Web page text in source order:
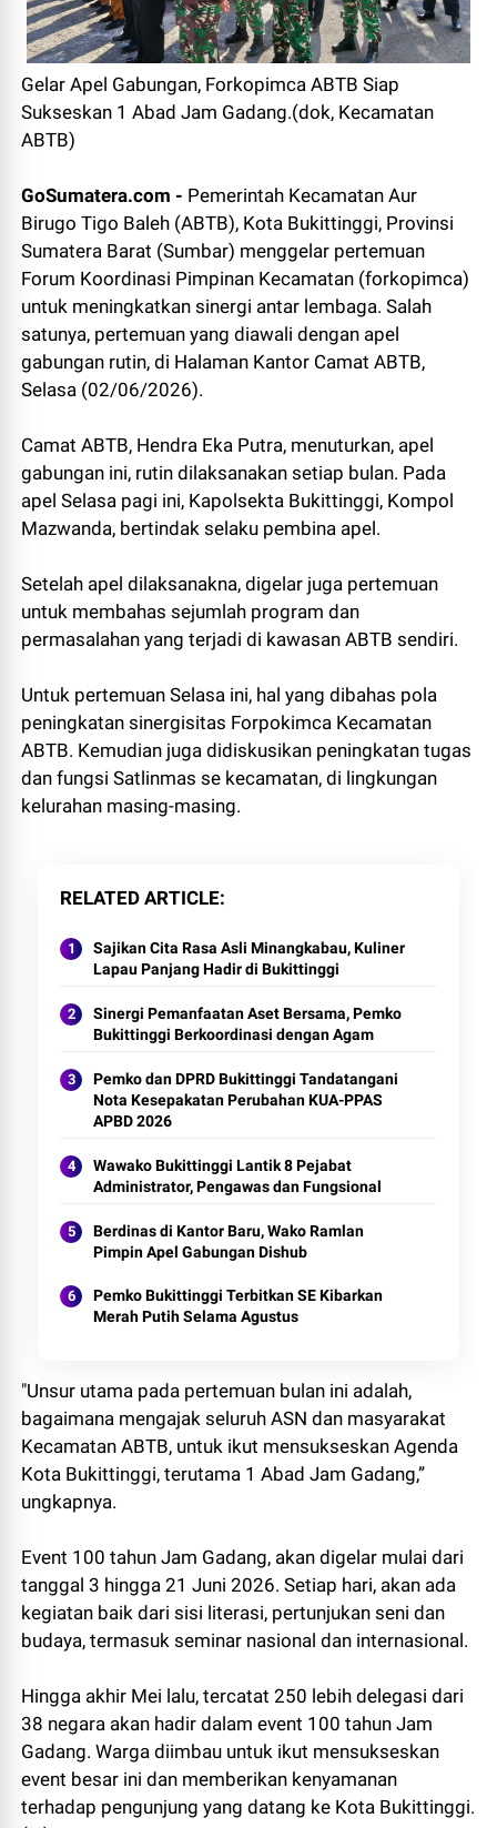
Gelar Apel Gabungan, Forkopimca ABTB Siap
Sukseskan 1 Abad Jam Gadang.(dok, Kecamatan
ABTB)
GoSumatera.com - Pemerintah Kecamatan Aur
Birugo Tigo Baleh (ABTB), Kota Bukittinggi, Provinsi
Sumatera Barat (Sumbar) menggelar pertemuan
Forum Koordinasi Pimpinan Kecamatan (forkopimca)
untuk meningkatkan sinergi antar lembaga. Salah
satunya, pertemuan yang diawali dengan apel
gabungan rutin, di Halaman Kantor Camat ABTB,
Selasa (02/06/2026).
Camat ABTB, Hendra Eka Putra, menuturkan, apel
gabungan ini, rutin dilaksanakan setiap bulan. Pada
apel Selasa pagi ini, Kapolsekta Bukittinggi, Kompol
Mazwanda, bertindak selaku pembina apel.
Setelah apel dilaksanakna, digelar juga pertemuan
untuk membahas sejumlah program dan
permasalahan yang terjadi di kawasan ABTB sendiri.
Untuk pertemuan Selasa ini, hal yang dibahas pola
peningkatan sinergisitas Forpokimca Kecamatan
ABTB. Kemudian juga didiskusikan peningkatan tugas
dan fungsi Satlinmas se kecamatan, di lingkungan
kelurahan masing-masing.
RELATED ARTICLE
Sajikan Cita Rasa Asli Minangkabau, Kuliner
Lapau Panjang Hadir di Bukittinggi
Sinergi Pemanfaatan Aset Bersama, Pemko
Bukittinggi Berkoordinasi dengan Agam
Pemko dan DPRD Bukittinggi Tandatangani
Nota Kesepakatan Perubahan KUA-PPAS
APBD 2026
Wawako Bukittinggi Lantik 8 Pejabat
Administrator, Pengawas dan Fungsional
Berdinas di Kantor Baru, Wako Ramlan
Pimpin Apel Gabungan Dishub
Pemko Bukittinggi Terbitkan SE Kibarkan
Merah Putih Selama Agustus
"Unsur utama pada pertemuan bulan ini adalah,
bagaimana mengajak seluruh ASN dan masyarakat
Kecamatan ABTB, untuk ikut mensukseskan Agenda
Kota Bukittinggi, terutama 1 Abad Jam Gadang,”
ungkapnya.
Event 100 tahun Jam Gadang, akan digelar mulai dari
tanggal 3 hingga 21 Juni 2026. Setiap hari, akan ada
kegiatan baik dari sisi literasi, pertunjukan seni dan
budaya, termasuk seminar nasional dan internasional.
Hingga akhir Mei lalu, tercatat 250 lebih delegasi dari
38 negara akan hadir dalam event 100 tahun Jam
Gadang. Warga diimbau untuk ikut mensukseskan
event besar ini dan memberikan kenyamanan
terhadap pengunjung yang datang ke Kota Bukittinggi.